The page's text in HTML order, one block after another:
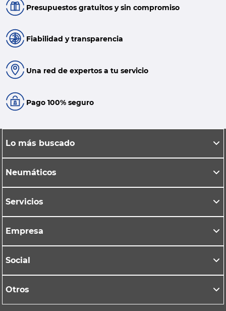
Presupuestos gratuitos y sin compromiso
Fiabilidad y transparencia
Una red de expertos a tu servicio
Pago 100% seguro
Lo más buscado
Neumáticos
Servicios
Empresa
Social
Otros